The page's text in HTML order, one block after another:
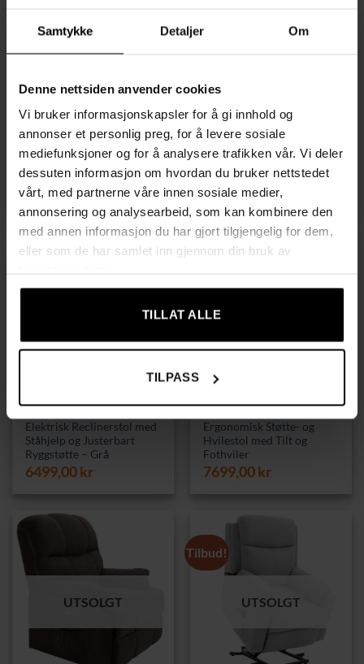
Samtykke Detaljer Om
Denne nettsiden anvender cookies
Vi bruker informasjonskapsler for å gi innhold og
annonser et personlig preg, for å levere sosiale
mediefunksjoner og for å analysere trafikken vår. Vi deler
dessuten informasjon om hvordan du bruker nettstedet
vårt, med partnerne våre innen sosiale medier,
annonsering og analysearbeid, som kan kombinere den
med annen informasjon du har gjort tilgjengelig for dem,
eller som de har samlet inn gjennom din bruk av
TILLAT ALLE
TILPASS
UTSOLGT
Elektrisk Løftestol Grå –
Recline & Fothviler,
Seniorvennlig Komfort
7619,00kr
Opprinnelig
pris
var:
7619,00 kr.
5979,00krNåværende
pris
er:
5979,00 kr.
UTSOLGT
LENESTOLER
Elektrisk Massasjestol med
Oppreisningshjelp – Beige
Chenille
7049,00kr
Elektrisk Reclinerstol med
Ståhjelp og Justerbart
Ryggstøtte – Grå
6499,00kr
Ergonomisk Støtte- og
Hvilestol med Tilt og
Fothviler
7699,00kr
UTSOLGT
Tilbud!
UTSOLGT